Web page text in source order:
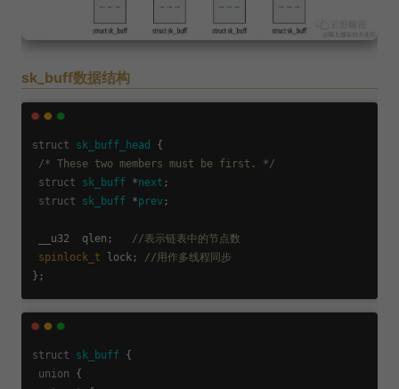
sk_buff数据结构
struct sk_buff_head
{
/* These two members must be first. */
struct
sk_buff *next ;
struct
sk_buff *prev ;
__u32  qlen; //表示链表中的节点数
spinlock_t lock; //用作多线程同步
struct sk_buff {
union {